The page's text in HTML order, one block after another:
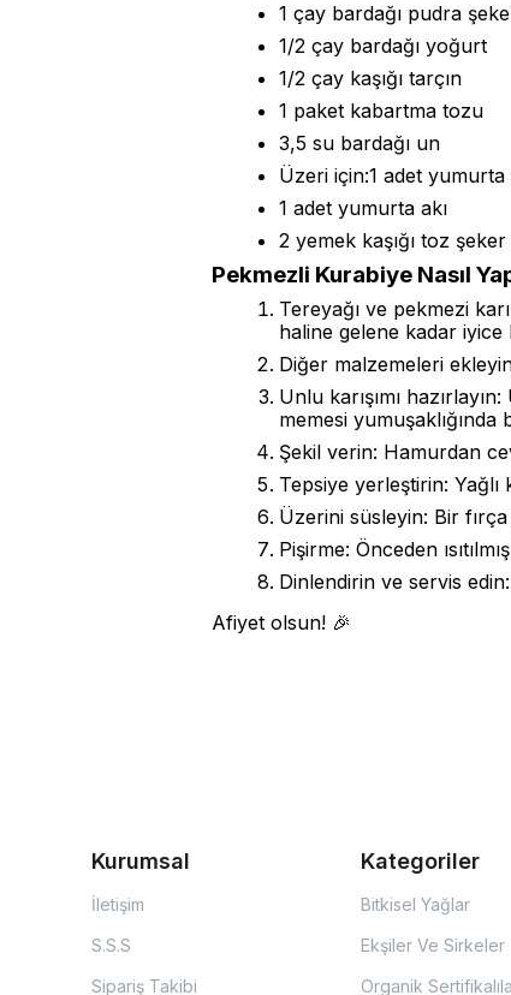
1 çay bardağı pudra
1/2 çay bardağı yoğurt
1/2 çay kaşığı tarçın
1 paket kabartma tozu
3,5 su bardağı un
Üzeri için:1 adet yumurta
1 adet yumurta akı
2 yemek kaşığı toz şeker
Pekmezli Kurabiye Nasıl
Tereyağı ve pekmezi
haline gelene kadar iyice
Diğer malzemeleri
Unlu karışımı
memesi
Şekil verin: Hamurdan
Tepsiye yerleştirin: Yağlı
Üzerini süsleyin: Bir
Pişirme: Önceden
Dinlendirin ve servis
Afiyet olsun! 🎉
Kurumsal
İletişim
S.S.S
Sipariş Takibi
Kategoriler
Bitkisel Yağlar
Ekşiler Ve Sirkeler
Organik